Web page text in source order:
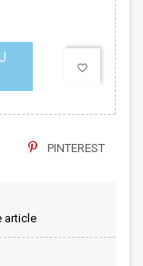
favorite_border
PINTEREST
article